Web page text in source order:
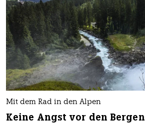
Mit dem Rad in den Alpen
Keine Angst vor den Bergen